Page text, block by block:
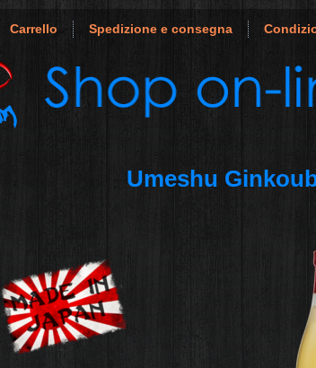
Carrello Spedizione e consegna
Umeshu